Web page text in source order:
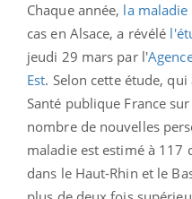
Chaque année, la maladie
cas en Alsace, a révélé
jeudi 29 mars par l'
Est. Selon cette étude,
Santé publique France
nombre de nouvelles
maladie est estimé à 117
dans le Haut-Rhin et le